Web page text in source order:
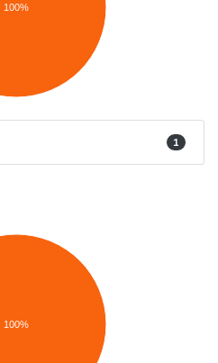
100%
1
100%